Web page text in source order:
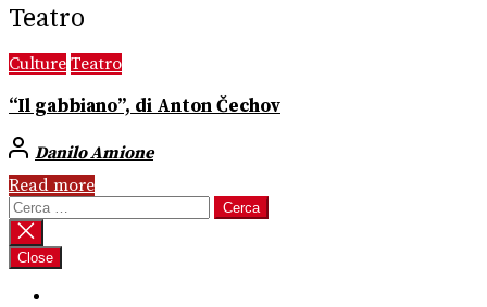
Teatro
Culture Teatro
“Il gabbiano”, di Anton Čechov
Danilo Amione
Read more
Ricerca
per:
Close